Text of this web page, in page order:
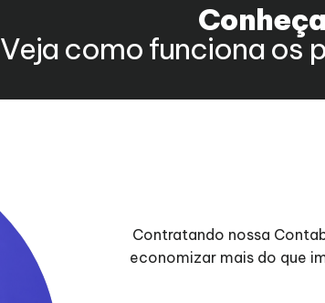
Veja como funciona os
Contratando nossa
economizar mais do que